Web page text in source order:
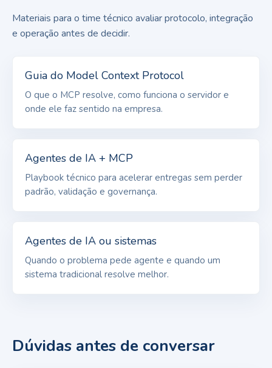
Materiais para o time técnico avaliar protocolo, integração
e operação antes de decidir.
Guia do Model Context Protocol
O que o MCP resolve, como funciona o servidor e
onde ele faz sentido na empresa.
Agentes de IA + MCP
Playbook técnico para acelerar entregas sem perder
padrão, validação e governança.
Agentes de IA ou sistemas
Quando o problema pede agente e quando um
sistema tradicional resolve melhor.
Dúvidas antes de conversar